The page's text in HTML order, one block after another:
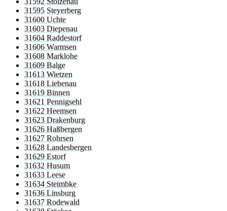
31595 Steyerberg
31600 Uchte
31603 Diepenau
31604 Raddestorf
31606 Warmsen
31608 Marklohe
31609 Balge
31613 Wietzen
31618 Liebenau
31619 Binnen
31621 Pennigsehl
31622 Heemsen
31623 Drakenburg
31626 Haßbergen
31627 Rohrsen
31628 Landesbergen
31629 Estorf
31632 Husum
31633 Leese
31634 Steimbke
31636 Linsburg
31637 Rodewald